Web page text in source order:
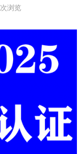
浏览